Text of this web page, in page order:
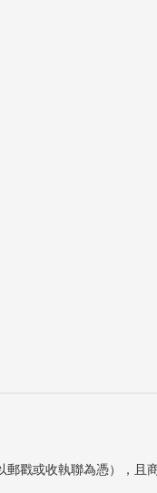
戳或收執聯為憑），且